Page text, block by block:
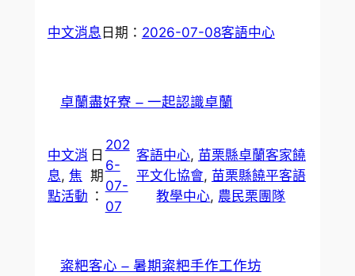
中文消息 日期： 2026-07-08客語中心
卓蘭盡好寮 – 一起認識卓蘭
中文消
息, 焦
點活動
日
期
：
202
6-
07-
07
客語中心, 苗栗縣卓蘭客家饒
平文化協會, 苗栗縣饒平客語
教學中心, 農民栗團隊
粢粑客心 – 暑期粢粑手作工作坊